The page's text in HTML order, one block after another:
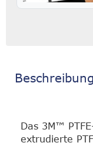
Beschreibung
Das 3M™
extrudierte